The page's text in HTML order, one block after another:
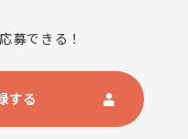
募できる！
する